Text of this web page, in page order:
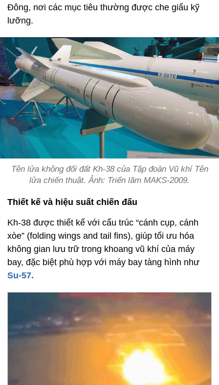
Đông, nơi các mục tiêu thường được che giấu kỹ
lưỡng.
Tên lửa không đối đất Kh-38 của Tập đoàn Vũ khí Tên
lửa chiến thuật. Ảnh: Triển lãm MAKS-2009.
Thiết kế và hiệu suất chiến đấu
Kh-38 được thiết kế với cấu trúc “cánh cụp, cánh
xòe” (folding wings and tail fins), giúp tối ưu hóa
không gian lưu trữ trong khoang vũ khí của máy
bay, đặc biệt phù hợp với máy bay tàng hình như
Su-57.